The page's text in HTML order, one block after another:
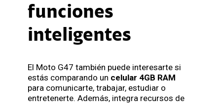
funciones
inteligentes
El Moto G47 también puede interesarte si
estás comparando un celular 4GB RAM
para comunicarte, trabajar, estudiar o
entretenerte. Además, integra recursos de